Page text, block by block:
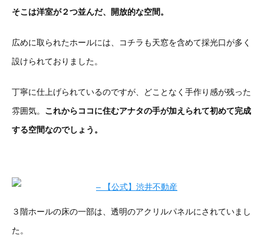
そこは洋室が２つ並んだ、開放的な空間。
広めに取られたホールには、コチラも天窓を含めて採光口が多く
設けられておりました。
丁寧に仕上げられているのですが、どことなく手作り感が残った
雰囲気。 これからココに住むアナタの手が加えられて初めて完成
する空間なのでしょう。
３階ホールの床の一部は、透明のアクリルパネルにされていまし
た。